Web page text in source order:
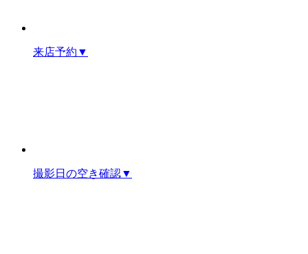
来店予約 ▼
撮影日の空き確認▼